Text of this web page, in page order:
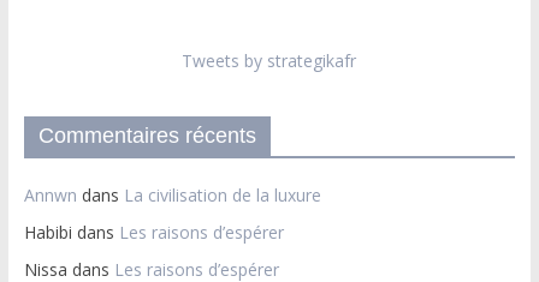
Tweets by strategikafr
Commentaires récents
Annwn dans La civilisation de la luxure
Habibi dans Les raisons d’espérer
Nissa dans Les raisons d’espérer